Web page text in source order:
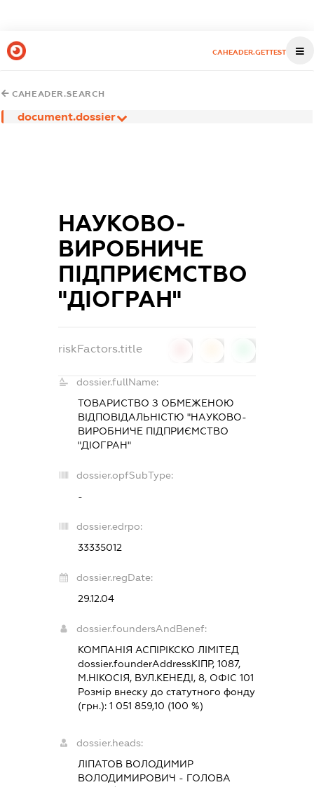
CAHEADER.GETTEST
CAHEADER.SEARCH
document.dossier
НАУКОВО-
ВИРОБНИЧЕ
ПІДПРИЄМСТВО
"ДІОГРАН"
riskFactors.title
dossier.fullName:
ТОВАРИСТВО З ОБМЕЖЕНОЮ
ВІДПОВІДАЛЬНІСТЮ "НАУКОВО-
ВИРОБНИЧЕ ПІДПРИЄМСТВО
"ДІОГРАН"
dossier.opfSubType:
-
dossier.edrpo:
33335012
dossier.regDate:
29.12.04
dossier.foundersAndBenef:
КОМПАНІЯ АСПІРІКСКО ЛІМІТЕД
dossier.founderAddressКІПР, 1087,
М.НІКОСІЯ, ВУЛ.КЕНЕДІ, 8, ОФІС 101
Розмір внеску до статутного фонду
(грн.):1 051 859,10 (100 %)
dossier.heads:
ЛІПАТОВ ВОЛОДИМИР
ВОЛОДИМИРОВИЧ - ГОЛОВА